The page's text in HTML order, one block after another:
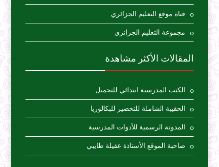
قناة موقع التعليم الجزائري
مجموعة التعليم الجزائري
المقالات الأكثر مشاهدة
الكتب المدرسية ابتدائي للتحميل
الحقيبة الشاملة للتحضير للبكالوريا
المدونة الرسمية للأدوات المدرسية
صاحبة الموقع الأستاذة عقيلة طايبي